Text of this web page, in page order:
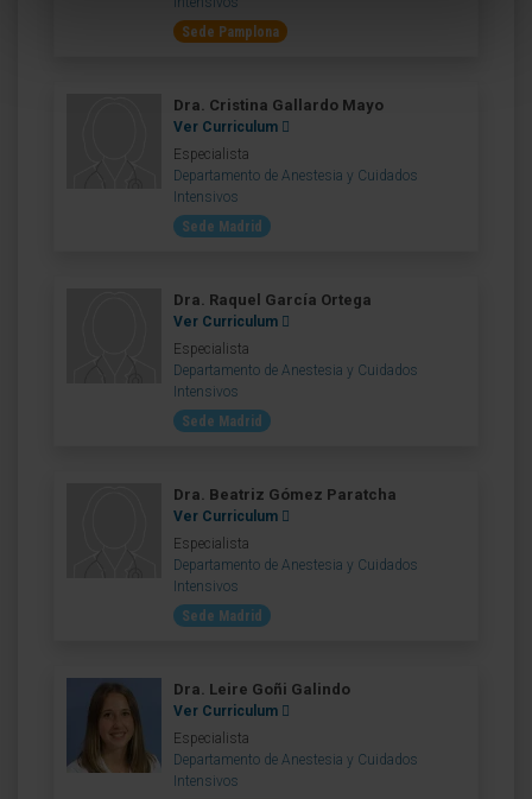
Sede Pamplona
Dra. Cristina Gallardo Mayo
Ver Curriculum
Especialista
Departamento de Anestesia y Cuidados
Intensivos
Sede Madrid
Dra. Raquel García Ortega
Ver Curriculum
Especialista
Departamento de Anestesia y Cuidados
Intensivos
Sede Madrid
Dra. Beatriz Gómez Paratcha
Ver Curriculum
Especialista
Departamento de Anestesia y Cuidados
Intensivos
Sede Madrid
Dra. Leire Goñi Galindo
Ver Curriculum
Especialista
Departamento de Anestesia y Cuidados
Intensivos